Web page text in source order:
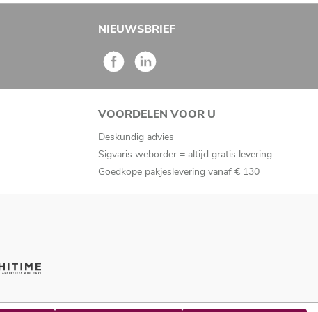
NIEUWSBRIEF
VOORDELEN VOOR U
Deskundig advies
Sigvaris weborder = altijd gratis levering
Goedkope pakjeslevering vanaf € 130